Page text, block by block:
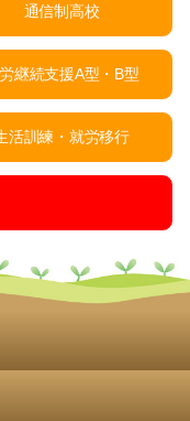
通信制高校
継続支援A型・B型
活訓練・就労移行